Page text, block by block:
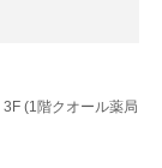
(1階クオール薬局